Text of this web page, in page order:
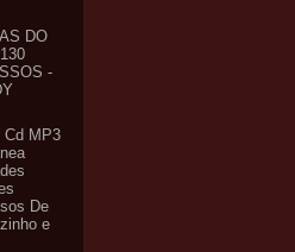
DO
-
Cd MP3
De
e